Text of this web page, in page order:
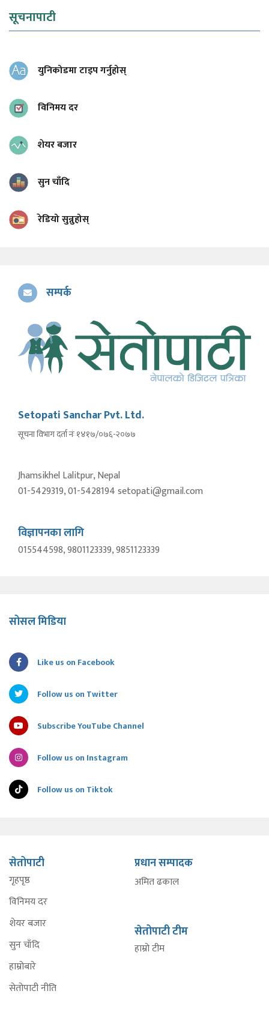
सूचनापाटी
युनिकोडमा टाइप गर्नुहोस्
विनिमय दर
शेयर बजार
सुन चाँदि
रेडियो सुन्नुहोस्
सम्पर्क
Setopati Sanchar Pvt. Ltd.
सूचना विभाग दर्ता नंः १४१७/०७६-२०७७
Jhamsikhel Lalitpur, Nepal
01-5429319, 01-5428194 setopati@gmail.com
विज्ञापनका लागि
015544598, 9801123339, 9851123339
सोसल मिडिया
Like us on Facebook
Follow us on Twitter
Subscribe YouTube Channel
Follow us on Instagram
Follow us on Tiktok
सेतोपाटी
गृहपृष्ठ
विनिमय दर
शेयर बजार
सुन चाँदि
हाम्रोबारे
सेतोपाटी नीति
प्रधान सम्पादक
अमित ढकाल
सेतोपाटी टीम
हाम्रो टीम